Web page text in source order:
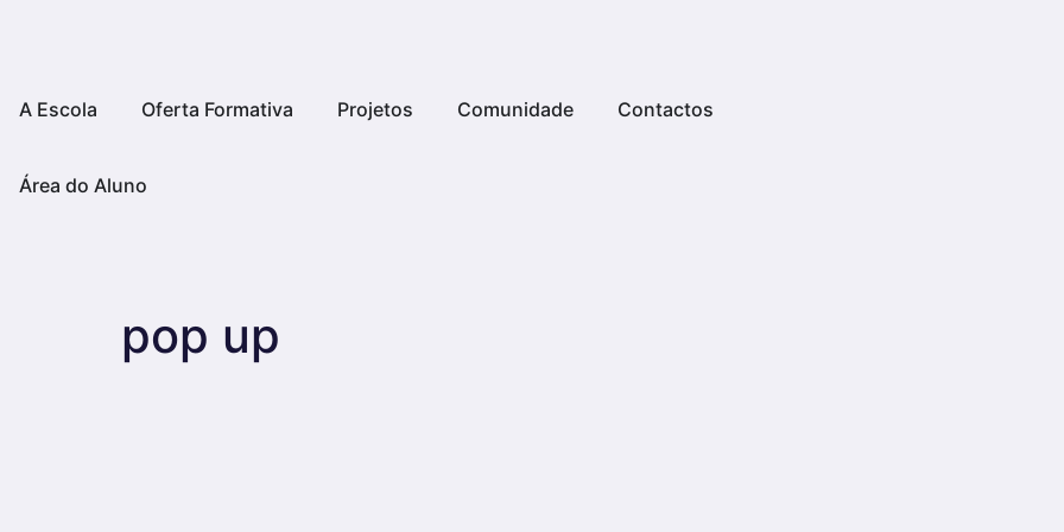
A Escola Oferta Formativa Projetos Comunidade Contactos
Área do Aluno
pop up